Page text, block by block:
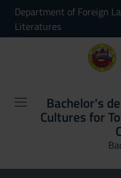
Department of Foreign
Literatures
Bachelor's
Cultures for